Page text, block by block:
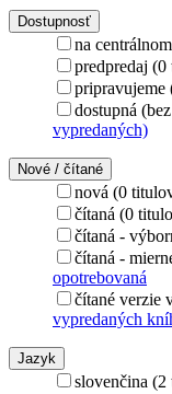
Dostupnosť
na
predpredaj
pripravujeme
dostupná
vypredaných)
Nové / čítané
nová (0
čítaná (0
čítaná -
čítaná -
opotrebovaná
čítané verzie
vypredaných
Jazyk
slovenčina